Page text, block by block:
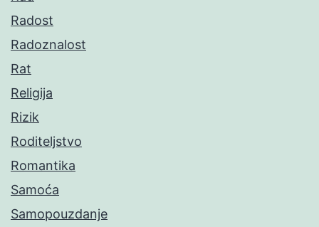
Radost
Radoznalost
Rat
Religija
Rizik
Roditeljstvo
Romantika
Samoća
Samopouzdanje